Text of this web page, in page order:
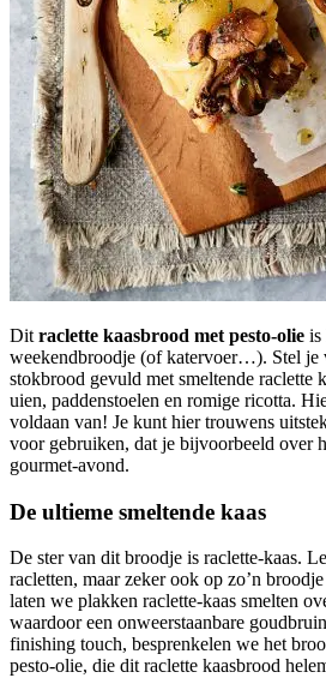
Dit raclette kaasbrood met pesto-olie is
weekendbroodje (of katervoer…). Stel je
stokbrood gevuld met smeltende raclette
uien, paddenstoelen en romige ricotta.
voldaan van! Je kunt hier trouwens
voor gebruiken, dat je bijvoorbeeld over
gourmet-avond.
De ultieme smeltende kaas
De ster van dit broodje is raclette-kaas.
racletten, maar zeker ook op zo’n
laten we plakken raclette-kaas smelten
waardoor een onweerstaanbare
finishing touch, besprenkelen we het
pesto-olie, die dit raclette kaasbrood